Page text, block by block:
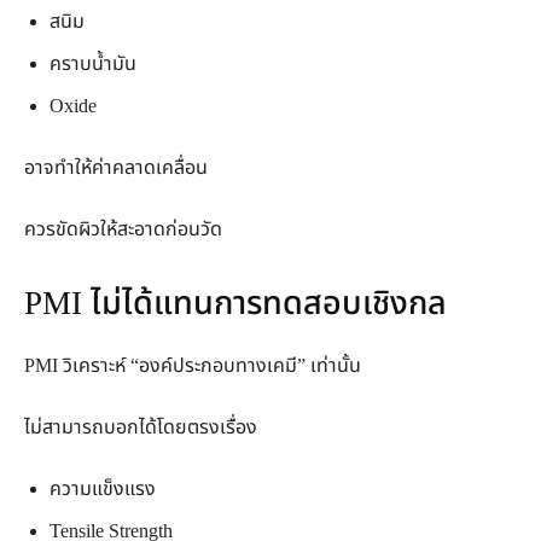
สนิม
คราบน้ำมัน
Oxide
อาจทำให้ค่าคลาดเคลื่อน
ควรขัดผิวให้สะอาดก่อนวัด
PMI ไม่ได้แทนการทดสอบเชิงกล
PMI วิเคราะห์ “องค์ประกอบทางเคมี” เท่านั้น
ไม่สามารถบอกได้โดยตรงเรื่อง
ความแข็งแรง
Tensile Strength